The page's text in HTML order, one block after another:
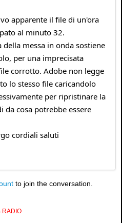
apparente il file di un'ora
al minuto 32.
messa in onda sostiene
per una imprecisata
corrotto. Adobe non legge
lo stesso file caricandolo
per ripristinare la
da cosa potrebbe essere
cordiali saluti
to join the conversation.
RADIO